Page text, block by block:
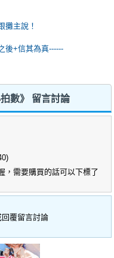
攤主說！
後+信其為真------
數》 留言討論
，需要購買的話可以下標了
覆留言討論